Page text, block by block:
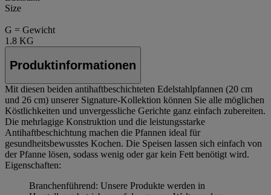
Size
G = Gewicht
1.8 KG
Produktinformationen
Mit diesen beiden antihaftbeschichteten Edelstahlpfannen (20 cm
und 26 cm) unserer Signature-Kollektion können Sie alle möglichen
Köstlichkeiten und unvergessliche Gerichte ganz einfach zubereiten.
Die mehrlagige Konstruktion und die leistungsstarke
Antihaftbeschichtung machen die Pfannen ideal für
gesundheitsbewusstes Kochen. Die Speisen lassen sich einfach von
der Pfanne lösen, sodass wenig oder gar kein Fett benötigt wird.
Eigenschaften:
Branchenführend: Unsere Produkte werden in